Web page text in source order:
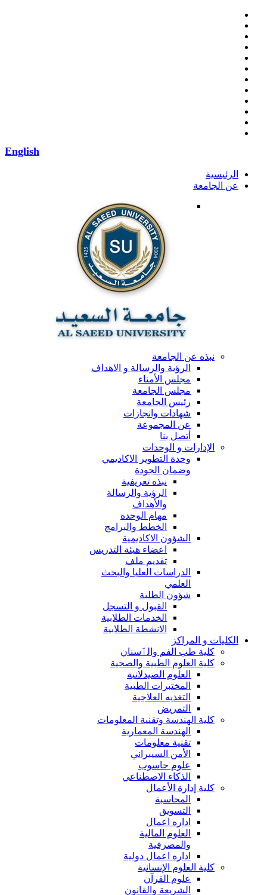
English
الرئيسية
عن الجامعة
نبذه عن الجامعة
الرؤية والرسالة و الاهداف
مجلس الأمناء
مجلس الجامعة
رئيس الجامعة
شهادات وانجازات
عن المجموعة
أتصل بنا
الإدارات و الوحدات
وحدة التطوير الاكاديمي
وضمان الجودة
نبذه تعريفية
الرؤية والرسالة
والأهداف
مهام الوحدة
الخطط والبرامج
الشؤون الاكاديمية
اعضاء هيئة التدريس
تقديم ملف
الدراسات العليا والبحث
العلمي
شؤون الطلبة
القبول و التسجل
الخدمات الطلابية
الانشطة الطلابية
الكليات و المراكز
كلية طب الفم والٲسنان
كلية العلوم الطبية والصحية
العلوم الصيدلانية
المختبرات الطبية
التغذيه العلاجية
التمريض
كلية الهندسة وتقنية المعلومات
الهندسة المعمارية
تقنية معلومات
الأمن السيبراني
علوم حاسوب
الذكاء الاصطناعي
كلية إدارة الأعمال
المحاسبة
التسويق
اداره اعمال
العلوم المالية
والمصرفية
اداره اعمال دولية
كلية العلوم الإنسانية
علوم القرآن
الشريعة والقانون